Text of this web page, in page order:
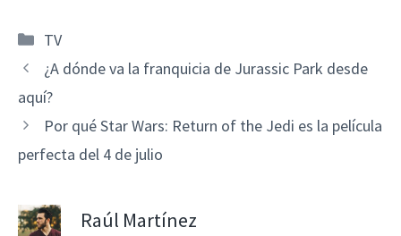
Categorías
TV
¿A dónde va la franquicia de Jurassic Park desde
aquí?
Por qué Star Wars: Return of the Jedi es la película
perfecta del 4 de julio
Raúl Martínez